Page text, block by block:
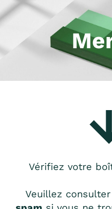
Vérifiez votre
Veuillez